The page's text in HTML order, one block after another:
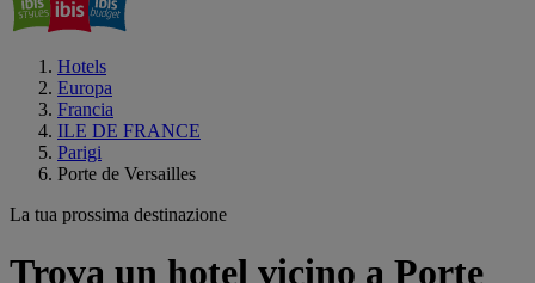
Hotels
Europa
Francia
ILE DE FRANCE
Parigi
Porte de Versailles
La tua prossima destinazione
Trova un hotel vicino a Porte